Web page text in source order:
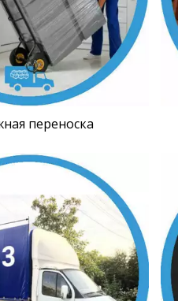
переноска